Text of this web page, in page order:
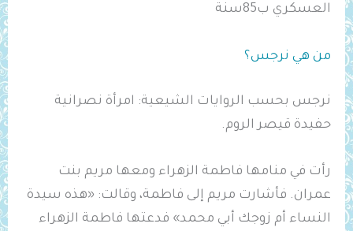
العسكري ب85سنة
من هي نرجس؟
نرجس بحسب الروايات الشيعية: امرأة نصرانية
حفيدة قيصر الروم.
رأت في منامها فاطمة الزهراء ومعها مريم بنت
عمران. فأشارت مريم إلى فاطمة، وقالت: «هذه سيدة
النساء أم زوجك أبي محمد» فدعتها فاطمة الزهراء